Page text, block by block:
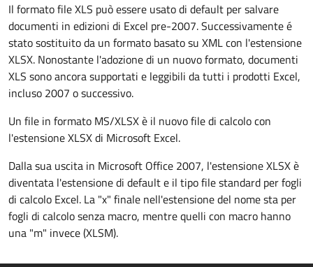
Il formato file XLS può essere usato di default per salvare
documenti in edizioni di Excel pre-2007. Successivamente é
stato sostituito da un formato basato su XML con l'estensione
XLSX. Nonostante l'adozione di un nuovo formato, documenti
XLS sono ancora supportati e leggibili da tutti i prodotti Excel,
incluso 2007 o successivo.
Un file in formato MS/XLSX è il nuovo file di calcolo con
l'estensione XLSX di Microsoft Excel.
Dalla sua uscita in Microsoft Office 2007, l'estensione XLSX è
diventata l'estensione di default e il tipo file standard per fogli
di calcolo Excel. La "x" finale nell'estensione del nome sta per
fogli di calcolo senza macro, mentre quelli con macro hanno
una "m" invece (XLSM).